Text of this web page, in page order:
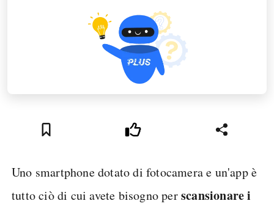
Uno smartphone dotato di fotocamera e un'app è
tutto ciò di cui avete bisogno perscansionare i